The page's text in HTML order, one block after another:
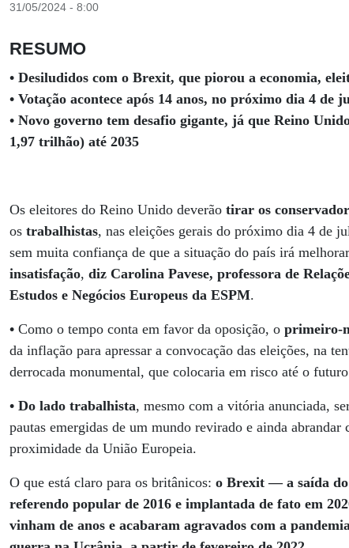
31/05/2024 - 8:00
RESUMO
• Desiludidos com o Brexit, que piorou a economia,
• Votação acontece após 14 anos, no próximo dia 4 de
• Novo governo tem desafio gigante, já que Reino
1,97 trilhão) até 2035
Os eleitores do Reino Unido deverãotirar os
ostrabalhistas, nas eleições gerais do próximo dia 4 de
sem muita confiança de que a situação do país irá
insatisfação,diz Carolina Pavese, professora de
Estudos e Negócios Europeus da ESPM.
•Como o tempo conta em favor da oposição, oprimeiro-
da inflação para apressar a convocação das eleições, na
derrocada monumental, que colocaria em risco até o
• Do lado trabalhista, mesmo com a vitória anunciada,
pautas emergidas de um mundo revirado e ainda
proximidade da União Europeia.
O que está claro para os britânicos:o Brexit — a saída
referendo popular de 2016 e implantada de fato em
vinham de anos e acabaram agravados com a